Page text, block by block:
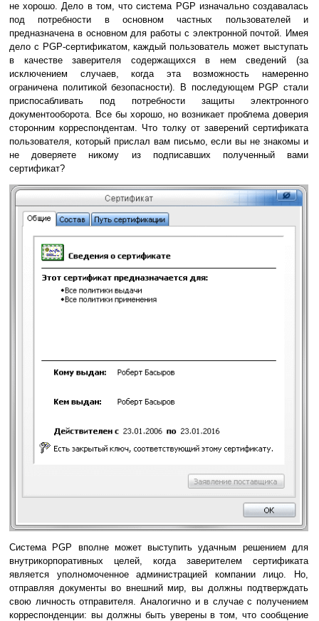
не хорошо. Дело в том, что система PGP изначально создавалась
под потребности в основном частных пользователей и
предназначена в основном для работы с электронной почтой. Имея
дело с PGP-сертификатом, каждый пользователь может выступать
в качестве заверителя содержащихся в нем сведений (за
исключением случаев, когда эта возможность намеренно
ограничена политикой безопасности). В последующем PGP стали
приспосабливать под потребности защиты электронного
документооборота. Все бы хорошо, но возникает проблема доверия
сторонним корреспондентам. Что толку от заверений сертификата
пользователя, который прислал вам письмо, если вы не знакомы и
не доверяете никому из подписавших полученный вами
сертификат?
Система PGP вполне может выступить удачным решением для
внутрикорпоративных целей, когда заверителем сертификата
является уполномоченное администрацией компании лицо. Но,
отправляя документы во внешний мир, вы должны подтверждать
свою личность отправителя. Аналогично и в случае с получением
корреспонденции: вы должны быть уверены в том, что сообщение